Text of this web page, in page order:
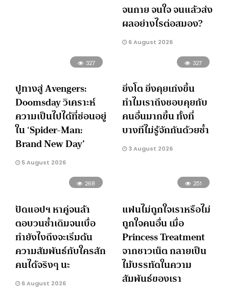
จนกาย จนใจ จนแล้วส่ง
ผลอย่างไรต่อสมอง?
6 August 2026
327
ปูทางสู่ Avengers:
Doomsday วิเคราะห์
ความเป็นไปได้ที่ซ่อนอยู่
ใน ‘Spider-Man:
Brand New Day’
5 August 2026
327
ยิ่งโต ยิ่งคุยเก่งขึ้น
ทำไมเราถึงชอบคุยกับ
คนอื่นมากขึ้น ทั้งที่
บางทีไม่รู้จักกันด้วยซ้ำ
3 August 2026
268
ปัดแอปฯ หาคู่จนล้า
ตอบวนซ้ำเดิมจนเบื่อ
ทำยังไงถึงจะเริ่มต้น
ความสัมพันธ์กับใครสัก
คนได้จริงๆ นะ
6 August 2026
251
แฟนไม่ถูกใจเราหรือไม่
ถูกใจคนอื่น เมื่อ
Princess Treatment
จากชาวเน็ต กลายเป็น
ไม้บรรทัดในความ
สัมพันธ์ของเรา